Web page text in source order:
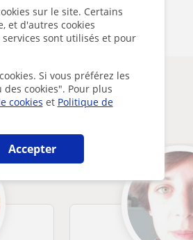
sur le site. Certains
et d'autres cookies
sont utilisés et pour
Si vous préférez les
cookies". Pour plus
cookies et Politique de
Accepter